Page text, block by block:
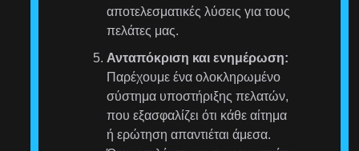
αποτελεσματικές λύσεις για τους
πελάτες μας.
Ανταπόκριση και ενημέρωση:
Παρέχουμε ένα ολοκληρωμένο
σύστημα υποστήριξης πελατών,
που εξασφαλίζει ότι κάθε αίτημα
ή ερώτηση απαντιέται άμεσα.